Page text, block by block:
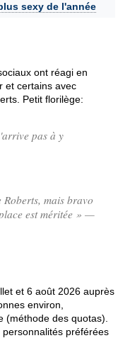
sexy de l'année
ont réagi en
et certains avec
Petit florilège:
pas à y
mais bravo
est méritée » —
et 6 août 2026 auprès
environ,
(méthode des quotas).
préférées